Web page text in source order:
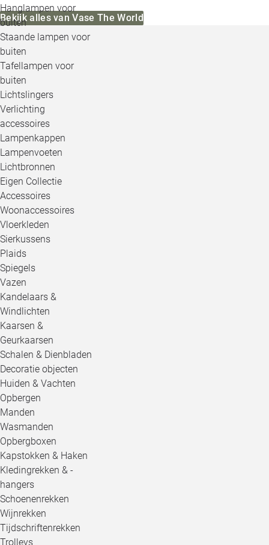
Hanglampen voor
buiten
Staande lampen voor
buiten
Tafellampen voor
buiten
Lichtslingers
Verlichting
accessoires
Lampenkappen
Lampenvoeten
Lichtbronnen
Eigen Collectie
Accessoires
Woonaccessoires
Vloerkleden
Sierkussens
Plaids
Spiegels
Vazen
Kandelaars &
Windlichten
Kaarsen &
Geurkaarsen
Schalen & Dienbladen
Decoratie objecten
Huiden & Vachten
Opbergen
Manden
Wasmanden
Opbergboxen
Kapstokken & Haken
Kledingrekken & -
hangers
Schoenenrekken
Wijnrekken
Tijdschriftenrekken
Trolleys
Bekijk alles van Vase The World